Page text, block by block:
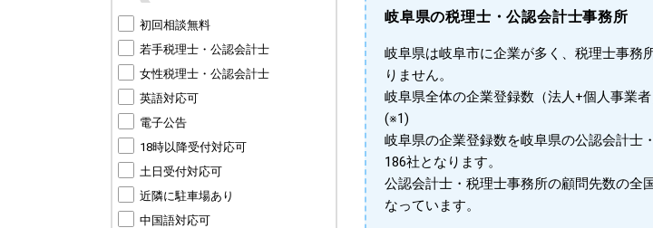
初回相談無料
若手税理士・公認会計士
女性税理士・公認会計士
英語対応可
電子公告
18時以降受付対応可
土日受付対応可
近隣に駐車場あり
中国語対応可
岐阜県の税理士・公認会計士事務所
岐阜県は岐阜市に企業が多く、税理士事務
りません。
岐阜県全体の企業登録数（法人+個人事業
(※1)
岐阜県の企業登録数を岐阜県の公認会計士
186社となります。
公認会計士・税理士事務所の顧問先数の全
なっています。